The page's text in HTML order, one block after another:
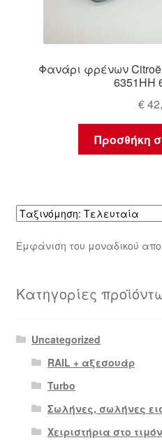
Φανάρι φρένων
6351HH
€
Προσθήκη
Εμφάνιση του μοναδικού
Κατηγορίες
Uncategorized
RAIL + αξεσουάρ
Turbo
Σωλήνες, σωλήνες
Χειριστήρια στο